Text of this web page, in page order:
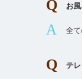
お
全
テ